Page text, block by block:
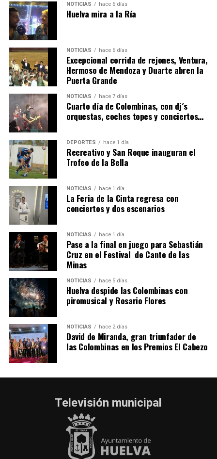
4º DÍA DE LAS FIESTAS COLOMBINAS 2026
hace 7 días Huelvatv
SEXTA CORRIDA DE LAS FIESTAS COLOMBINAS
2026
hace 5 días· Huelvatv
NOTICIAS hace 6 días
Huelva mira a la Ría
NOTICIAS hace 6 días
Excepcional corrida de rejones, Ventura,
Hermoso de Mendoza y Duarte abren la
Puerta Grande
NOTICIAS hace 7 días
Cuarto día de Colombinas, con dj´s
orquestas, coches topes y conciertos…
DEPORTES hace 1 día
Recreativo y San Roque inauguran el
Trofeo de la Bella
NOTICIAS hace 1 día
La Feria de la Cinta regresa con
conciertos y dos escenarios
NOTICIAS hace 1 día
Pase a la final en juego para Sebastián
Cruz en el Festival de Cante de las
Minas
NOTICIAS hace 5 días
Huelva despide las Colombinas con
piromusical y Rosario Flores
NOTICIAS hace 2 días
David de Miranda, gran triunfador de
las Colombinas en los Premios El Cabezo
Televisión municipal